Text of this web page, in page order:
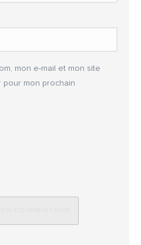
mon e-mail et mon site
pour mon prochain